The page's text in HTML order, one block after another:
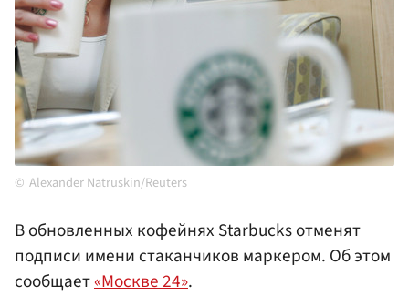
Alexander Natruskin/Reuters
В обновленных кофейнях Starbucks отменят
подписи имени стаканчиков маркером. Об этом
сообщает«Москве 24».